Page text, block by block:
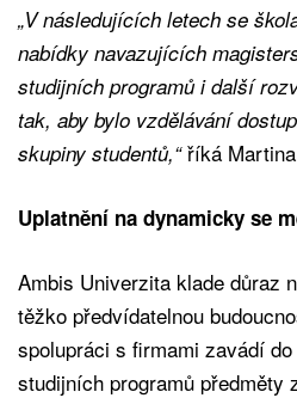
„V následujících letech se
nabídky navazujících
studijních programů i další
tak, aby bylo vzdělávání
skupiny studentů,“říká
Uplatnění na dynamicky se
Ambis Univerzita klade důraz
těžko předvídatelnou
spolupráci s firmami zavádí
studijních programů předměty